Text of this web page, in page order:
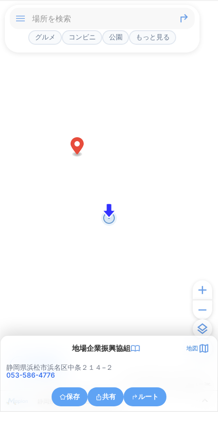
グルメ コンビニ 公園 もっと見る
地場企業振興協組 地図
静岡県浜松市浜名区中条２１４−２
053-586-4776
保存 共有 ルート
静岡県浜松市中央区笠井新田町
アプリで見る